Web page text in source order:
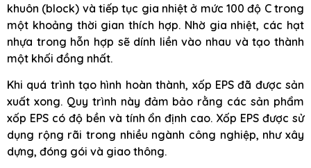
khuôn (block) và tiếp tục gia nhiệt ở mức 100 độ C trong
một khoảng thời gian thích hợp. Nhờ gia nhiệt, các hạt
nhựa trong hỗn hợp sẽ dính liền vào nhau và tạo thành
một khối đồng nhất.
Khi quá trình tạo hình hoàn thành, xốp EPS đã được sản
xuất xong. Quy trình này đảm bảo rằng các sản phẩm
xốp EPS có độ bền và tính ổn định cao. Xốp EPS được sử
dụng rộng rãi trong nhiều ngành công nghiệp, như xây
dựng, đóng gói và giao thông.